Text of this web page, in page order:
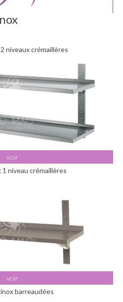
niveaux crémaillères
voir
niveau crémaillères
voir
barreaudées